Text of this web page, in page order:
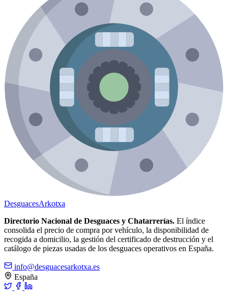
DesguacesArkotxa
Directorio Nacional de Desguaces y Chatarrerías. El índice
consolida el precio de compra por vehículo, la disponibilidad de
recogida a domicilio, la gestión del certificado de destrucción y el
catálogo de piezas usadas de los desguaces operativos en España.
info@desguacesarkotxa.es
España